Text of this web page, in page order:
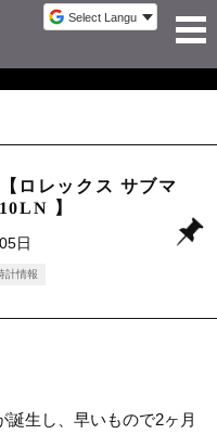
ロレックス サブマ
】
日
計情報
生し、早いもので2ヶ月